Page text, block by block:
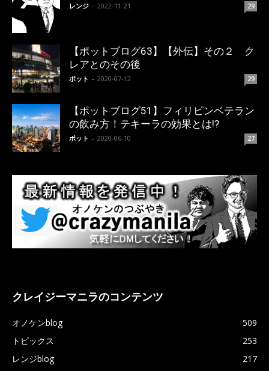
レンジ - 2022-11-21 29
【ポットブログ63】【外伝】その２ ク
レアとのその後
ポット - 2020-07-12 29
【ポットブログ51】フィリピンベテラン
の飲み方！テキーラの効果とは!?
ポット - 2020-06-10 27
クレイジーマニラのコンテンツ
オノケンblog
509
トピックス
253
レンジblog
217